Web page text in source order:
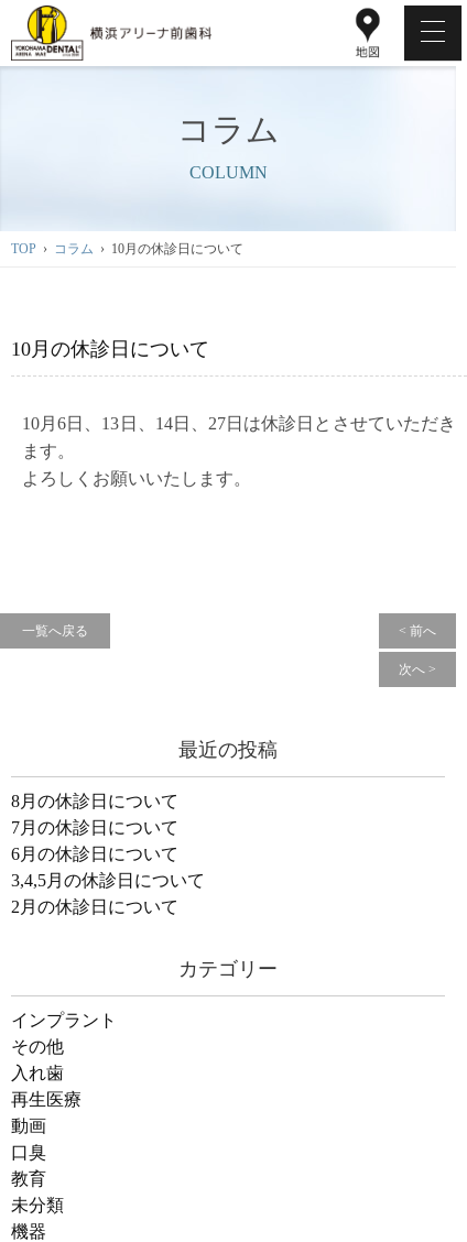
コラム
COLUMN
TOP › コラム › 10月の休診日について
10月の休診日について
10月6日、13日、14日、27日は休診日とさせていただき
ます。
よろしくお願いいたします。
一覧へ戻る < 前へ
次へ >
最近の投稿
8月の休診日について
7月の休診日について
6月の休診日について
3,4,5月の休診日について
2月の休診日について
カテゴリー
インプラント
その他
入れ歯
再生医療
動画
口臭
教育
未分類
機器